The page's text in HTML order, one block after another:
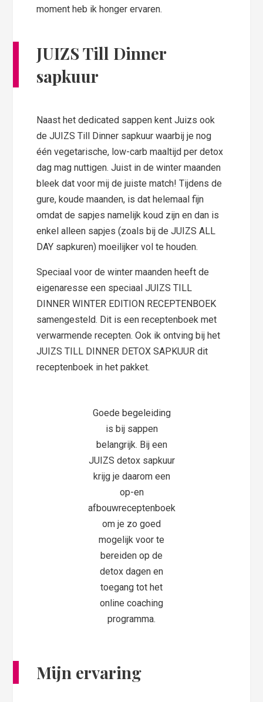
moment heb ik honger ervaren.
JUIZS Till Dinner
sapkuur
Naast het dedicated sappen kent Juizs ook
de JUIZS Till Dinner sapkuur waarbij je nog
één vegetarische, low-carb maaltijd per detox
dag mag nuttigen. Juist in de winter maanden
bleek dat voor mij de juiste match! Tijdens de
gure, koude maanden, is dat helemaal fijn
omdat de sapjes namelijk koud zijn en dan is
enkel alleen sapjes (zoals bij de JUIZS ALL
DAY sapkuren) moeilijker vol te houden.
Speciaal voor de winter maanden heeft de
eigenaresse een speciaal JUIZS TILL
DINNER WINTER EDITION RECEPTENBOEK
samengesteld. Dit is een receptenboek met
verwarmende recepten. Ook ik ontving bij het
JUIZS TILL DINNER DETOX SAPKUUR dit
receptenboek in het pakket.
Goede begeleiding
is bij sappen
belangrijk. Bij een
JUIZS detox sapkuur
krijg je daarom een
op-en
afbouwreceptenboek
om je zo goed
mogelijk voor te
bereiden op de
detox dagen en
toegang tot het
online coaching
programma.
Mijn ervaring